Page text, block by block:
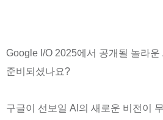
Google I/O 2025에서 공개될 놀라운
준비되셨나요?
구글이 선보일 AI의 새로운 비전이